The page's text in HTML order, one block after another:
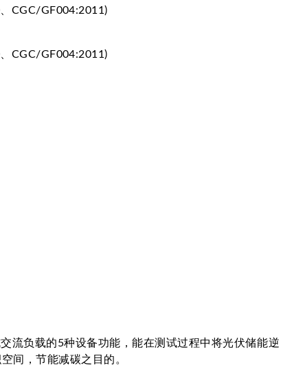
CGC/GF004:2011)
CGC/GF004:2011)
流负载的5种设备功能，能在测试过程中将光伏储能逆
间，节能减碳之目的。